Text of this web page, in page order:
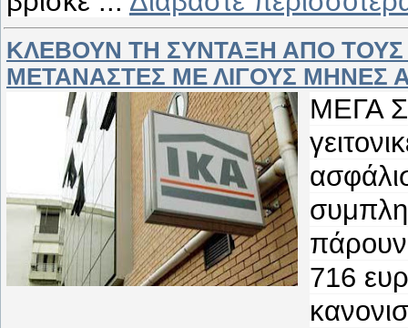
ΚΛΕΒΟΥΝ ΤΗ ΣΥΝΤΑΞΗ ΑΠΟ
ΜΕΤΑΝΑΣΤΕΣ ΜΕ ΛΙΓΟΥΣ ΜΗΝΕΣ
ΜΕΓΑ
716